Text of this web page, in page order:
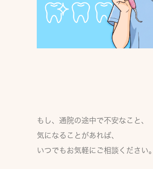
もし、通院の途中で不安なこと、
気になることがあれば、
いつでもお気軽にご相談ください。